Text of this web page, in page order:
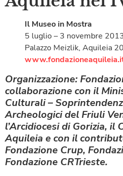
Il Museo in Mostra
5 luglio – 3 novembre
Palazzo Meizlik, Aquileia
Organizzazione:
collaborazione con il
Culturali –
Archeologici del Friuli
l’Arcidiocesi di Gorizia, il
Aquileia e con il
Fondazione Crup,
Fondazione CRTrieste.